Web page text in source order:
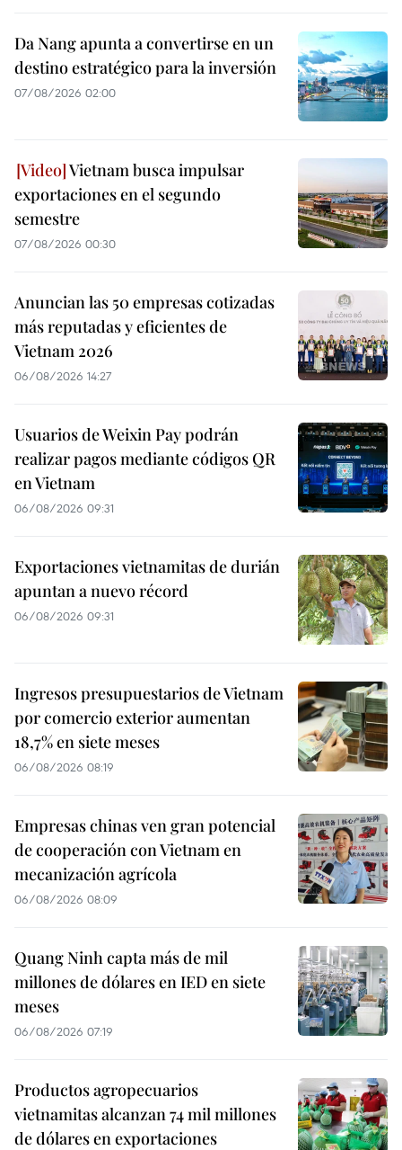
Da Nang apunta a convertirse en un
destino estratégico para la inversión
07/08/2026 02:00
Vietnam busca impulsar
exportaciones en el segundo
semestre
07/08/2026 00:30
Anuncian las 50 empresas cotizadas
más reputadas y eficientes de
Vietnam 2026
06/08/2026 14:27
Usuarios de Weixin Pay podrán
realizar pagos mediante códigos QR
en Vietnam
06/08/2026 09:31
Exportaciones vietnamitas de durián
apuntan a nuevo récord
06/08/2026 09:31
Ingresos presupuestarios de Vietnam
por comercio exterior aumentan
18,7% en siete meses
06/08/2026 08:19
Empresas chinas ven gran potencial
de cooperación con Vietnam en
mecanización agrícola
06/08/2026 08:09
Quang Ninh capta más de mil
millones de dólares en IED en siete
meses
06/08/2026 07:19
Productos agropecuarios
vietnamitas alcanzan 74 mil millones
de dólares en exportaciones